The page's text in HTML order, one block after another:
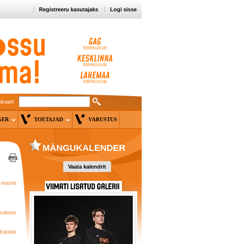
Registreeru kasutajaks Logi sisse
TOETAJAD VARUSTUS
MÄNGUKALENDER
Vaata kalendrit